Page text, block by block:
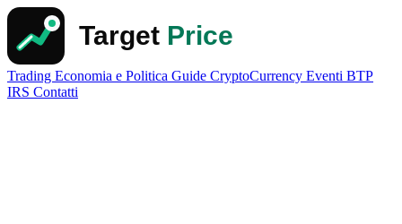
Trading Economia e Politica Guide CryptoCurrency Eventi BTP
IRS Contatti